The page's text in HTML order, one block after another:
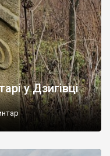
у Дзигівці